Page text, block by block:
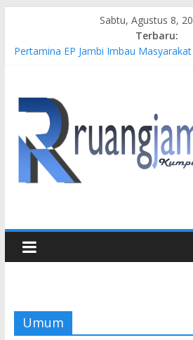
Sabtu, Agustus 8,
Terbaru:
Pertamina EP Jambi Imbau
Didampingi Pengacara Chris Januardi
Hj. Hesti Haris Dorong Lahirnya
Pelatihan Batik Kontemporer PKW
Siap Dukung Kegiatan Hulu Migas,
FSO 115
Gubernur Al Haris Buka Turnamen
Umum